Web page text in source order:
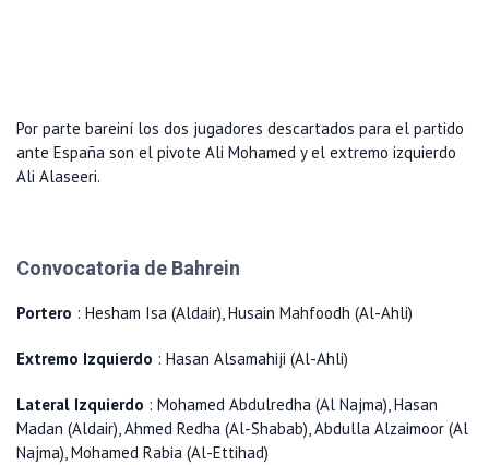
Por parte bareiní los dos jugadores descartados para el partido
ante España son el pivote Ali Mohamed y el extremo izquierdo
Ali Alaseeri.
Convocatoria de Bahrein
Portero : Hesham Isa (Aldair), Husain Mahfoodh (Al-Ahli)
Extremo Izquierdo : Hasan Alsamahiji (Al-Ahli)
Lateral Izquierdo : Mohamed Abdulredha (Al Najma), Hasan
Madan (Aldair), Ahmed Redha (Al-Shabab), Abdulla Alzaimoor (Al
Najma), Mohamed Rabia (Al-Ettihad)